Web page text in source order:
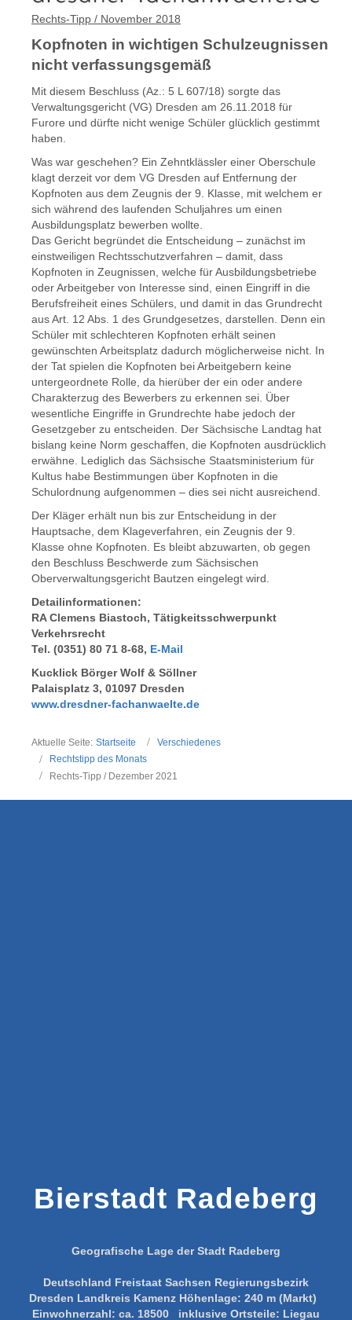
Rechts-Tipp / November 2018
Kopfnoten in wichtigen Schulzeugnissen
nicht verfassungsgemäß
Mit diesem Beschluss (Az.: 5 L 607/18) sorgte das
Verwaltungsgericht (VG) Dresden am 26.11.2018 für
Furore und dürfte nicht wenige Schüler glücklich gestimmt
haben.
Was war geschehen? Ein Zehntklässler einer Oberschule
klagt derzeit vor dem VG Dresden auf Entfernung der
Kopfnoten aus dem Zeugnis der 9. Klasse, mit welchem er
sich während des laufenden Schuljahres um einen
Ausbildungsplatz bewerben wollte.
Das Gericht begründet die Entscheidung – zunächst im
einstweiligen Rechtsschutzverfahren – damit, dass
Kopfnoten in Zeugnissen, welche für Ausbildungsbetriebe
oder Arbeitgeber von Interesse sind, einen Eingriff in die
Berufsfreiheit eines Schülers, und damit in das Grundrecht
aus Art. 12 Abs. 1 des Grundgesetzes, darstellen. Denn ein
Schüler mit schlechteren Kopfnoten erhält seinen
gewünschten Arbeitsplatz dadurch möglicherweise nicht. In
der Tat spielen die Kopfnoten bei Arbeitgebern keine
untergeordnete Rolle, da hierüber der ein oder andere
Charakterzug des Bewerbers zu erkennen sei. Über
wesentliche Eingriffe in Grundrechte habe jedoch der
Gesetzgeber zu entscheiden. Der Sächsische Landtag hat
bislang keine Norm geschaffen, die Kopfnoten ausdrücklich
erwähne. Lediglich das Sächsische Staatsministerium für
Kultus habe Bestimmungen über Kopfnoten in die
Schulordnung aufgenommen – dies sei nicht ausreichend.
Der Kläger erhält nun bis zur Entscheidung in der
Hauptsache, dem Klageverfahren, ein Zeugnis der 9.
Klasse ohne Kopfnoten. Es bleibt abzuwarten, ob gegen
den Beschluss Beschwerde zum Sächsischen
Oberverwaltungsgericht Bautzen eingelegt wird.
Detailinformationen:
RA Clemens Biastoch, Tätigkeitsschwerpunkt
Verkehrsrecht
Tel. (0351) 80 71 8-68, E-Mail
Kucklick Börger Wolf & Söllner
Palaisplatz 3, 01097 Dresden
www.dresdner-fachanwaelte.de
Aktuelle Seite: Startseite
Verschiedenes
Rechtstipp des Monats
Rechts-Tipp / Dezember 2021
Bierstadt Radeberg
Geografische Lage der Stadt Radeberg
Deutschland Freistaat Sachsen Regierungsbezirk
Dresden Landkreis Kamenz Höhenlage: 240 m (Markt)
Einwohnerzahl: ca. 18500 inklusive Ortsteile: Liegau